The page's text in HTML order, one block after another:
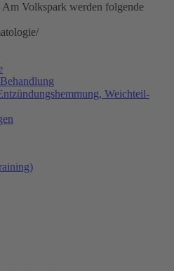
Am Volkspark werden folgende
Weichteil-